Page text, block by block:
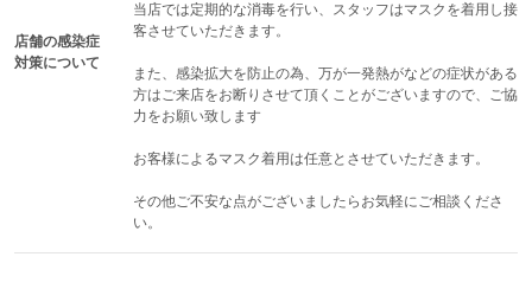
早く決まりやすい
コーディネートで完成度が変わる
という特徴があります。
だからこそ大切なのは、
迷っている時間も大切ですが、
名古屋で探すなら、まずは試着の機会を作ること。
店舗の感染症
対策について
当店では定期的な消毒を行い、スタッフはマスクを着用し接
客させていただきます。
また、感染拡大を防止の為、万が一発熱がなどの症状がある
方はご来店をお断りさせて頂くことがございますので、ご協
力をお願い致します
お客様によるマスク着用は任意とさせていただきます。
その他ご不安な点がございましたらお気軽にご相談くださ
い。